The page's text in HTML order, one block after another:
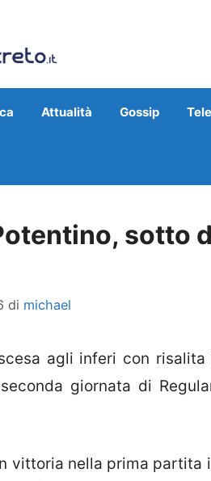
Attualità Gossip
sotto
di michael
agli inferi con
giornata di
vittoria nella prima partita